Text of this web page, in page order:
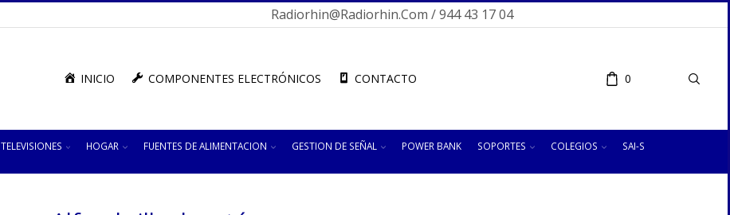
Radiorhin@radiorhin.com / 944 43 17 04
INICIO COMPONENTES ELECTRÓNICOS CONTACTO 0
TELEVISIONES HOGAR FUENTES DE ALIMENTACION GESTION DE SEÑAL POWER BANK SOPORTES COLEGIOS
SAI-S